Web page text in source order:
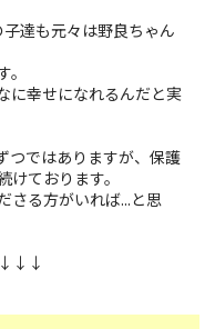
達も元々は野良ちゃん
に幸せになれるんだと実
つではありますが、保護
ております。
さる方がいれば...と思
↓↓↓